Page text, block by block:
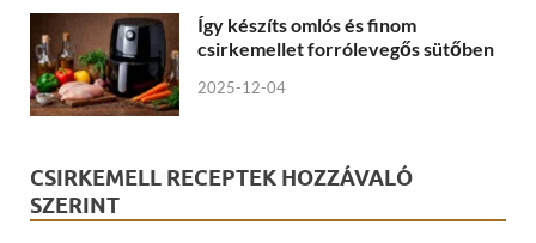
Így készíts omlós és finom
csirkemellet forrólevegős sütőben
2025-12-04
CSIRKEMELL RECEPTEK HOZZÁVALÓ
SZERINT